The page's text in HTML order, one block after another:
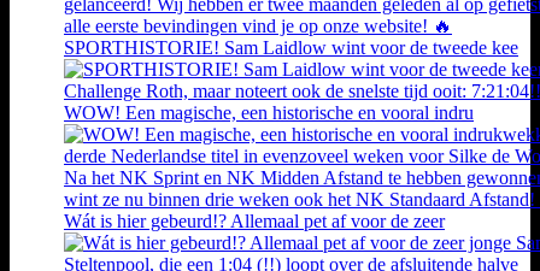
SPORTHISTORIE! Sam Laidlow wint voor de tweede kee
WOW! Een magische, een historische en vooral indru
Wát is hier gebeurd!? Allemaal pet af voor de zeer